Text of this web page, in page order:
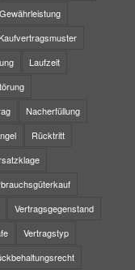
Gewährleistung
Kaufvertragsmuster
Laufzeit
Nacherfüllung
Rücktritt
Vertragsgegenstand
Vertragstyp